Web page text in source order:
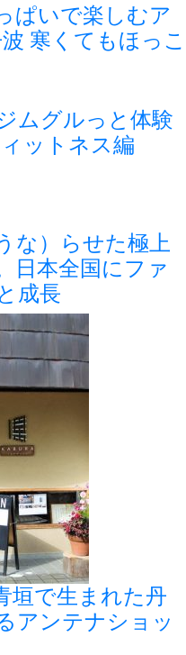
ぱいで楽しむア
寒くてもほっこ
ムグルっと体験
ットネス編
な）らせた極上
日本全国にファ
成長
垣で生まれた丹
アンテナショッ